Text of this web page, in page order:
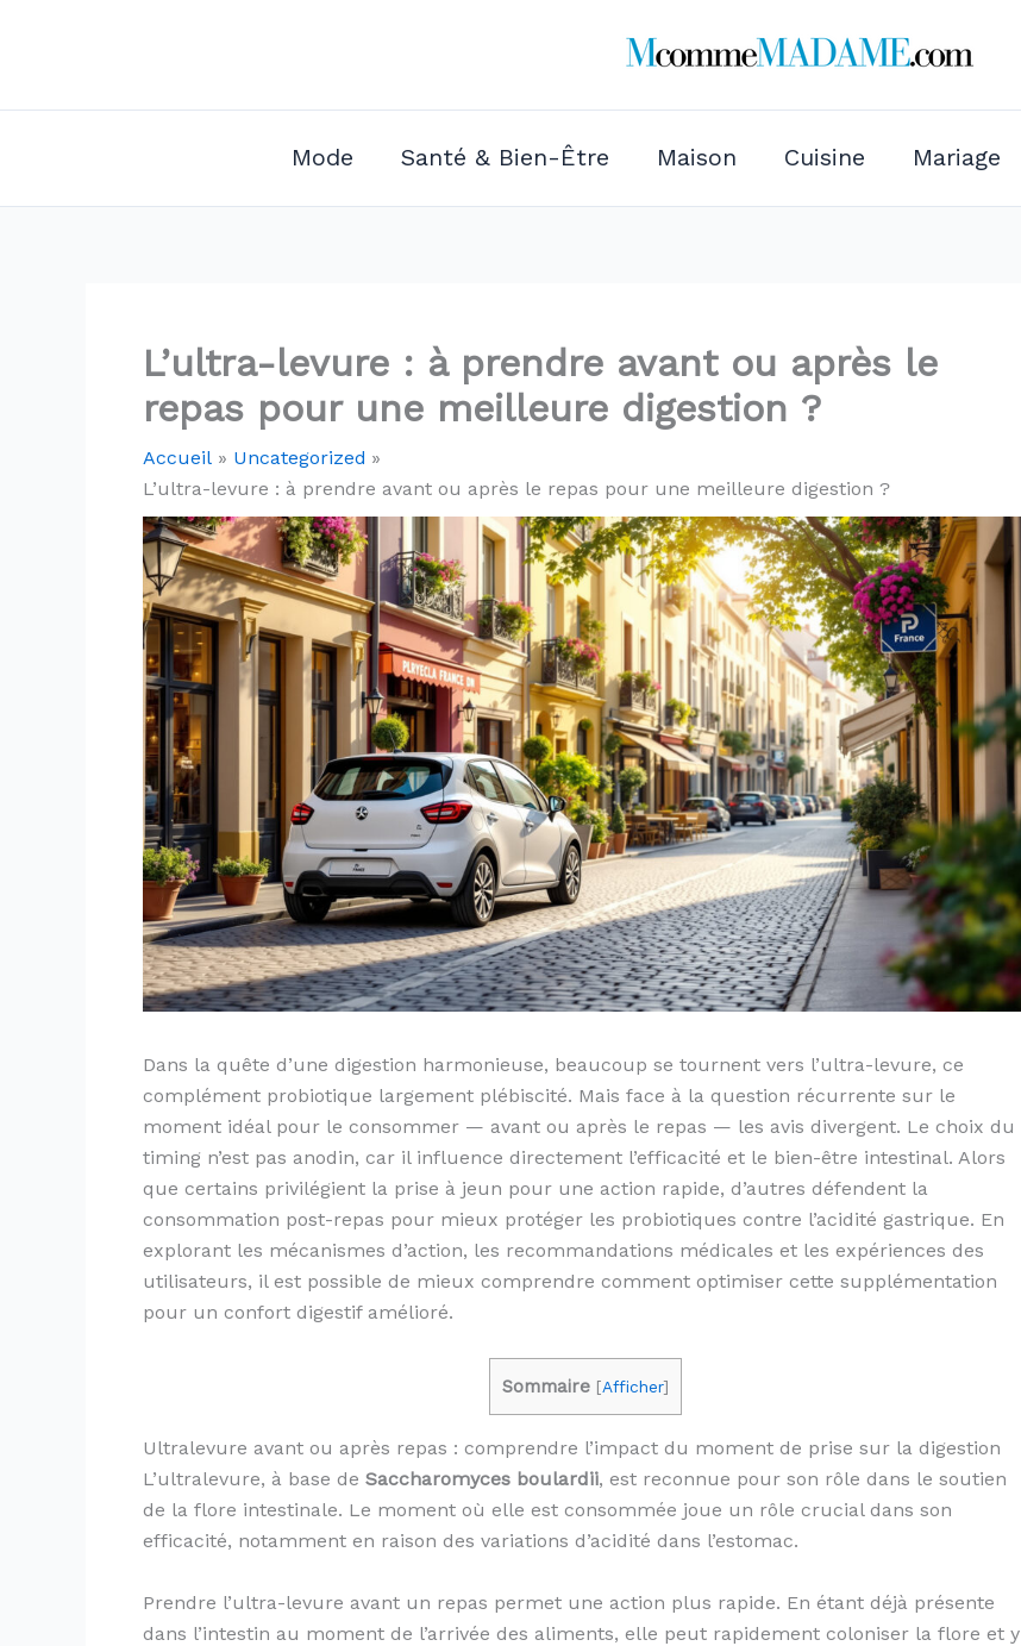
Mode Santé & Bien-Être Maison Cuisine Mariage
L’ultra-levure : à prendre avant ou après le
repas pour une meilleure digestion ?
Accueil
Uncategorized
L’ultra-levure : à prendre avant ou après le repas pour une meilleure digestion ?
Dans la quête d’une digestion harmonieuse, beaucoup se tournent vers l’ultra-levure, ce
complément probiotique largement plébiscité. Mais face à la question récurrente sur le
moment idéal pour le consommer — avant ou après le repas — les avis divergent. Le choix du
timing n’est pas anodin, car il influence directement l’efficacité et le bien-être intestinal. Alors
que certains privilégient la prise à jeun pour une action rapide, d’autres défendent la
consommation post-repas pour mieux protéger les probiotiques contre l’acidité gastrique. En
explorant les mécanismes d’action, les recommandations médicales et les expériences des
utilisateurs, il est possible de mieux comprendre comment optimiser cette supplémentation
pour un confort digestif amélioré.
Sommaire [Afficher]
Ultralevure avant ou après repas : comprendre l’impact du moment de prise sur la digestion
L’ultralevure, à base de Saccharomyces boulardii, est reconnue pour son rôle dans le soutien
de la flore intestinale. Le moment où elle est consommée joue un rôle crucial dans son
efficacité, notamment en raison des variations d’acidité dans l’estomac.
Prendre l’ultra-levure avant un repas permet une action plus rapide. En étant déjà présente
dans l’intestin au moment de l’arrivée des aliments, elle peut rapidement coloniser la flore et y